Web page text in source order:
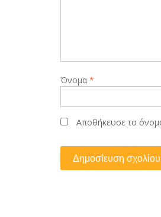
Όνομα *
Αποθήκευσε το